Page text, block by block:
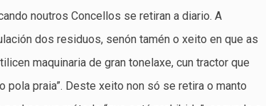
noutros Concellos se retiran a diario. A
dos residuos, senón tamén o xeito en que as
maquinaria de gran tonelaxe, cun tractor que
pola praia”. Deste xeito non só se retira o manto